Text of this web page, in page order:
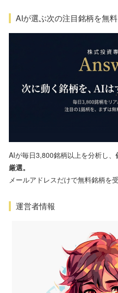
AIが選ぶ次の注目銘柄を無
AIが毎日3,800銘柄以上を分析し、
厳選。
メールアドレスだけで無料銘柄を
運営者情報